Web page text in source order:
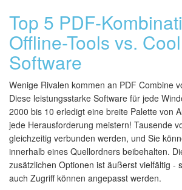
Top 5 PDF-
Offline-Tools vs.
Software
Wenige Rivalen kommen an PDF Combine
Diese leistungsstarke Software für jede
2000 bis 10 erledigt eine breite Palette von
jede Herausforderung meistern! Tausende
gleichzeitig verbunden werden, und Sie
innerhalb eines Quellordners beibehalten.
zusätzlichen Optionen ist äußerst vielfältig -
auch Zugriff können angepasst werden.